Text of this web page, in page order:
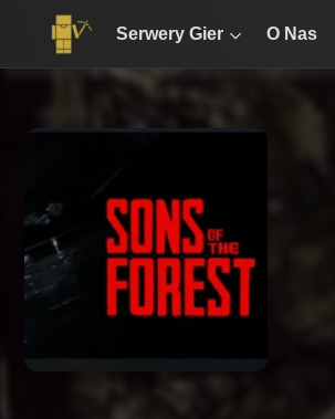
Serwery Gier O Nas